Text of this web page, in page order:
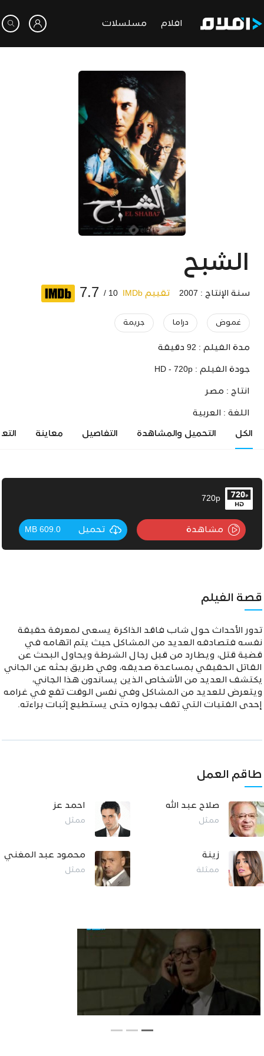
افلام مسلسلات
الشبح
سنة الإنتاج : 2007 تقييم IMDb 10 /
7.7
غموض دراما جريمة
مدة الفيلم : 92 دقيقة
جودة الفيلم : HD - 720p
انتاج : مصر
اللغة : العربية
الكل التحميل والمشاهدة التفاصيل معاينة
720p
مشاهدة تحميل 609.0 MB
قصة الفيلم
تدور الأحداث حول شاب فاقد الذاكرة يسعى لمعرفة حقيقة
نفسه فتصادفه العديد من المشاكل حيث يتم اتهامه في
قضية قتل، ويطارد من قبل رجال الشرطة ويحاول البحث عن
القاتل الحقيقي بمساعدة صديقه، وفي طريق بحثه عن الجاني
يكتشف العديد من الأشخاص الذين يساندون هذا الجاني،
ويتعرض للعديد من المشاكل وفي نفس الوقت تقع في غرامه
إحدى الفتيات التي تقف بجواره حتى يستطيع إثبات براءته.
طاقم العمل
صلاح عبد الله
ممثل
احمد عز
ممثل
زينة
ممثلة
محمود عبد المغني
ممثل